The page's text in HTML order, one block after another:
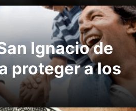
Ignacio de
proteger a los